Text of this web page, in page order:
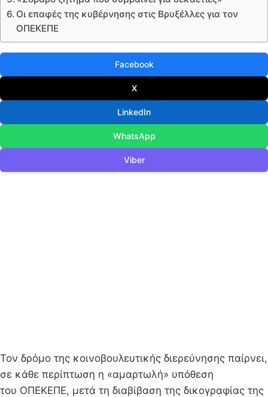
Οι επαφές της κυβέρνησης στις Βρυξέλλες για τον
ΟΠΕΚΕΠΕ
Facebook
X
LinkedIn
WhatsApp
Viber
Τον δρόμο της κοινοβουλευτικής διερεύνησης παίρνει,
σε κάθε περίπτωση η «αμαρτωλή» υπόθεση
του ΟΠΕΚΕΠΕ, μετά τη διαβίβαση της δικογραφίας της